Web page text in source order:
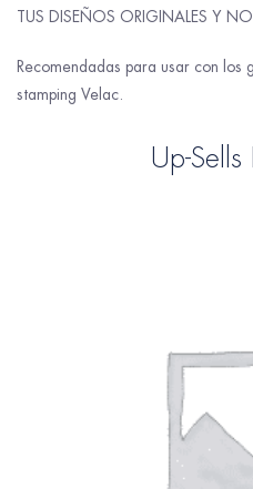
TUS DISEÑOS ORIGINALES Y
Recomendadas para usar con los
stamping Velac.
Up-Sells